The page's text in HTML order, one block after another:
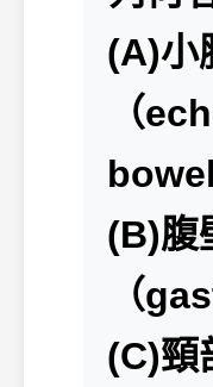
(A)小
（
bowel
(B)腹
（
(C)頸